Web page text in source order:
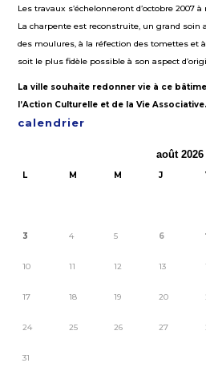
Les travaux s’échelonneront d’octobre 2007 à
La charpente est reconstruite, un grand soin
des moulures, à la réfection des tomettes et
soit le plus fidèle possible à son aspect
La ville souhaite redonner vie à ce
l’Action Culturelle et de la Vie Associative.
calendrier
août 2026
L M M J
3 4 5 6
10 11 12 13
17 18 19 20
24 25 26 27
31